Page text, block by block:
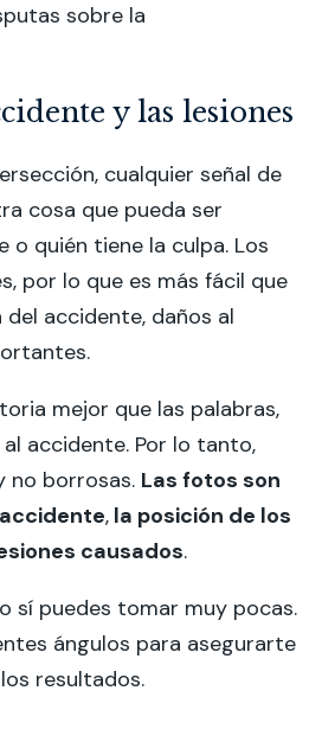
sobre la
y las lesiones
cualquier señal de
cosa que pueda ser
quién tiene la culpa. Los
por lo que es más fácil que
accidente, daños al
mejor que las palabras,
accidente. Por lo tanto,
no borrosas. Las fotos son
, la posición de los
causados.
sí puedes tomar muy pocas.
ángulos para asegurarte
resultados.